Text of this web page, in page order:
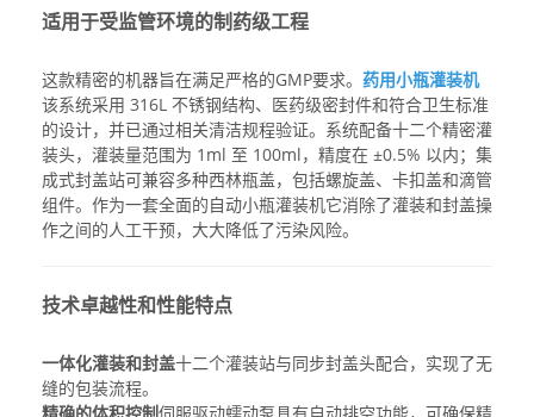
适用于受监管环境的制药级工程
这款精密的机器旨在满足严格的GMP要求。 药用小瓶灌装机
该系统采用 316L 不锈钢结构、医药级密封件和符合卫生标准
的设计，并已通过相关清洁规程验证。系统配备十二个精密灌
装头，灌装量范围为 1ml 至 100ml，精度在 ±0.5% 以内；集
成式封盖站可兼容多种西林瓶盖，包括螺旋盖、卡扣盖和滴管
组件。作为一套全面的自动小瓶灌装机它消除了灌装和封盖操
作之间的人工干预，大大降低了污染风险。
技术卓越性和性能特点
一体化灌装和封盖十二个灌装站与同步封盖头配合，实现了无
缝的包装流程。